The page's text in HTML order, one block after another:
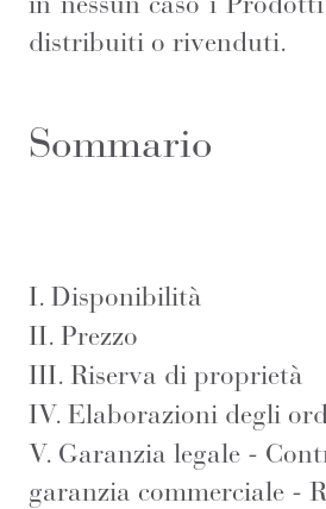
distribuiti o rivenduti.
Sommario
I. Disponibilità
II. Prezzo
III. Riserva di proprietà
IV. Elaborazioni degli
V. Garanzia legale -
garanzia commerciale -